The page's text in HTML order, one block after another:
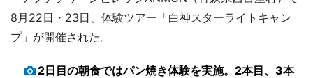
8月22日・23日、体験ツアー「白神スターライトキャン
プ」が開催された。
2日目の朝食ではパン焼き体験を実施。2本目、3本